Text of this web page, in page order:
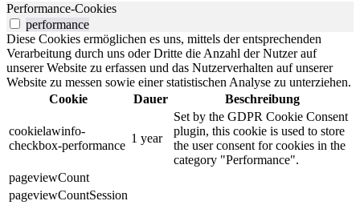
Performance-Cookies
performance
Diese Cookies ermöglichen es uns, mittels der entsprechenden
Verarbeitung durch uns oder Dritte die Anzahl der Nutzer auf
unserer Website zu erfassen und das Nutzerverhalten auf unserer
Website zu messen sowie einer statistischen Analyse zu unterziehen.
Cookie
Dauer Beschreibung
cookielawinfo-
checkbox-performance
1 year
Set by the GDPR Cookie Consent
plugin, this cookie is used to store
the user consent for cookies in the
category "Performance".
pageviewCount
pageviewCountSession